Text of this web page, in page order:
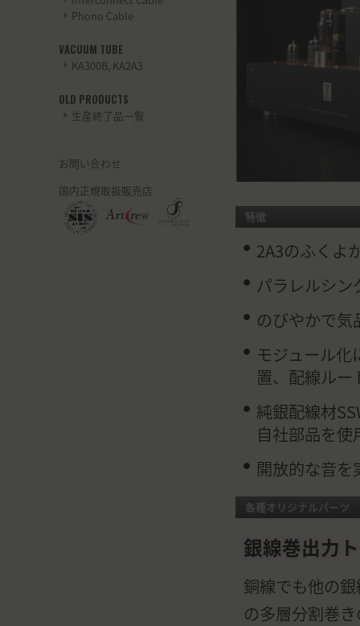
Phono Cable
VACUUM TUBE
KA300B, KA2A3
OLD PRODUCTS
生産終了品一覧
お問い合わせ
国内正規取扱販売店
特徴
2A3のふくよ
パラレルシ
のびやかで
モジュール化
置、配線ルー
純銀配線材
自社部品を使
開放的な音
各種オリジナルパーツ
銀線巻出力
銅線でも他の
の多層分割巻